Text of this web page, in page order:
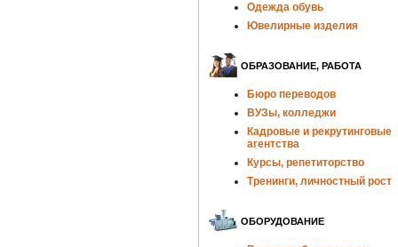
Одежда обувь
Ювелирные изделия
ОБРАЗОВАНИЕ, РАБОТА
Бюро переводов
ВУЗы, колледжи
Кадровые и рекрутинговые
агентства
Курсы, репетиторство
Тренинги, личностный рост
ОБОРУДОВАНИЕ